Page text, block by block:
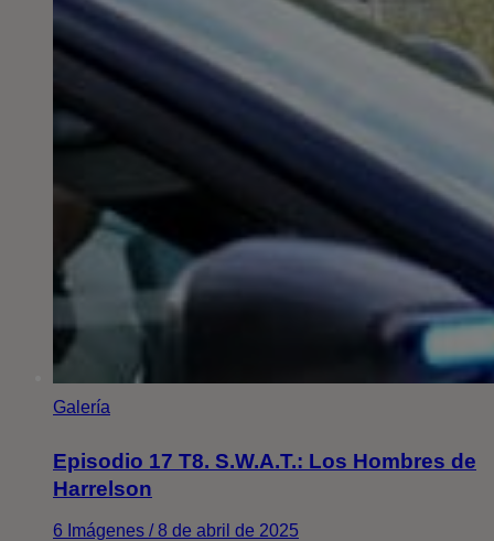
Galería
Episodio 17 T8. S.W.A.T.: Los Hombres de
Harrelson
6 Imágenes / 8 de abril de 2025